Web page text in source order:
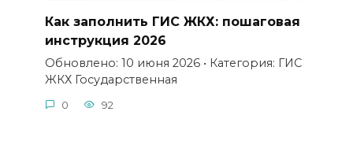
Как заполнить ГИС ЖКХ: пошаговая
инструкция 2026
Обновлено: 10 июня 2026 • Категория: ГИС
ЖКХ Государственная
0 92